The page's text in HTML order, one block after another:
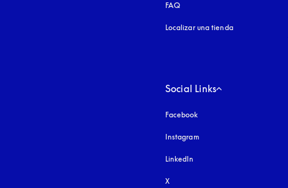
FAQ
Localizar una tienda
Social Links
Facebook
Instagram
LinkedIn
X